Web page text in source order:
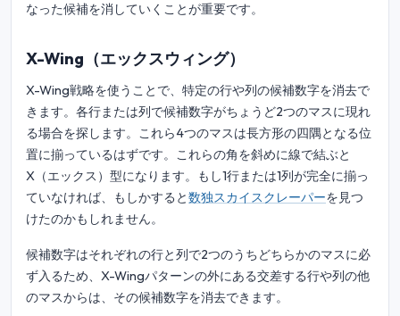
なった候補を消していくことが重要です。
X-Wing（エックスウィング）
X-Wing戦略を使うことで、特定の行や列の候補数字を消去で
きます。各行または列で候補数字がちょうど2つのマスに現れ
る場合を探します。これら4つのマスは長方形の四隅となる位
置に揃っているはずです。これらの角を斜めに線で結ぶと
X（エックス）型になります。もし1行または1列が完全に揃っ
ていなければ、もしかすると数独スカイスクレーパーを見つ
けたのかもしれません。
候補数字はそれぞれの行と列で2つのうちどちらかのマスに必
ず入るため、X-Wingパターンの外にある交差する行や列の他
のマスからは、その候補数字を消去できます。